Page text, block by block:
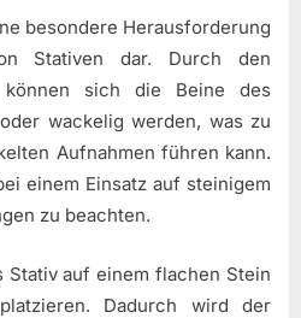
besondere Herausforderung
Stativen dar. Durch den
können sich die Beine des
wackelig werden, was zu
Aufnahmen führen kann.
einem Einsatz auf steinigem
zu beachten.
Stativ auf einem flachen Stein
Dadurch wird der